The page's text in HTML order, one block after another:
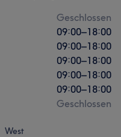
Geschlossen
09:00–18:00
09:00–18:00
09:00–18:00
09:00–18:00
09:00–18:00
Geschlossen
West